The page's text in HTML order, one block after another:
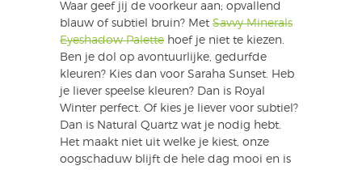
Waar geef jij de voorkeur aan; opvallend
blauw of subtiel bruin? Met Savvy Minerals
Eyeshadow Palette hoef je niet te kiezen.
Ben je dol op avontuurlijke, gedurfde
kleuren? Kies dan voor Saraha Sunset. Heb
je liever speelse kleuren? Dan is Royal
Winter perfect. Of kies je liever voor subtiel?
Dan is Natural Quartz wat je nodig hebt.
Het maakt niet uit welke je kiest, onze
oogschaduw blijft de hele dag mooi en is